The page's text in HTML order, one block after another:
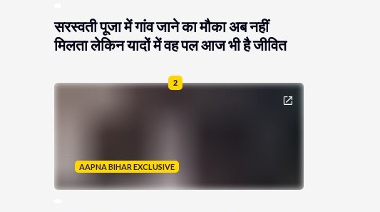
सरस्वती पूजा में गांव जाने का मौका अब नहीं
मिलता लेकिन यादों में वह पल आज भी है जीवित
2
AAPNA BIHAR EXCLUSIVE